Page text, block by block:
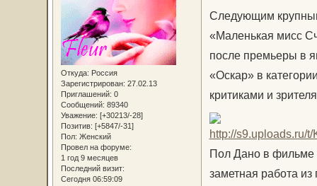
Откуда: Россия
Зарегистрирован: 27.02.13
Приглашений: 0
Сообщений: 89340
Уважение: [+30213/-28]
Позитив: [+5847/-31]
Пол: Женский
Провел на форуме:
1 год 9 месяцев
Последний визит:
Сегодня 06:59:09
Следующим
«Маленькая мисс
после премьеры в
«Оскар» в
критиками и
Пол Дано в фильме
заметная работа